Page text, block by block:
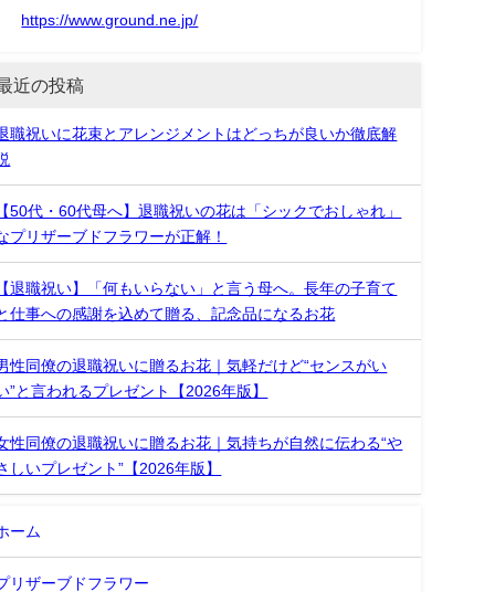
https://www.ground.ne.jp/
近の投稿
職祝いに花束とアレンジメントはどっちが良いか徹底解
50代・60代母へ】退職祝いの花は「シックでおしゃれ」
プリザーブドフラワーが正解！
退職祝い】「何もいらない」と言う母へ。長年の子育て
仕事への感謝を込めて贈る、記念品になるお花
性同僚の退職祝いに贈るお花｜気軽だけど“センスがい
”と言われるプレゼント【2026年版】
性同僚の退職祝いに贈るお花｜気持ちが自然に伝わる“や
しいプレゼント”【2026年版】
ーム
リザーブドフラワー